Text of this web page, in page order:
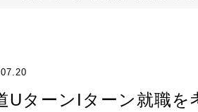
UターンIターン就職を